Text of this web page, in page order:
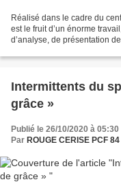
Réalisé dans le cadre du
est le fruit d’un énorme
d’analyse, de présentation
Intermittents du
grâce »
Publié le 26/10/2020 à 05:30
Par ROUGE CERISE PCF 84